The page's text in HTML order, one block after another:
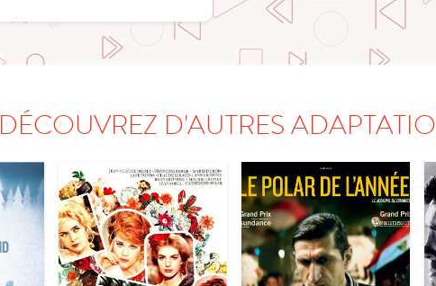
DÉCOUVREZ D'AUTRES